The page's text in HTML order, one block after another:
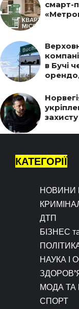
смарт-
в Бучі
КАТЕГОРІЇ
НОВИНИ
ДТП
БІЗНЕС
НАУКА І
МОДА ТА
СПОРТ